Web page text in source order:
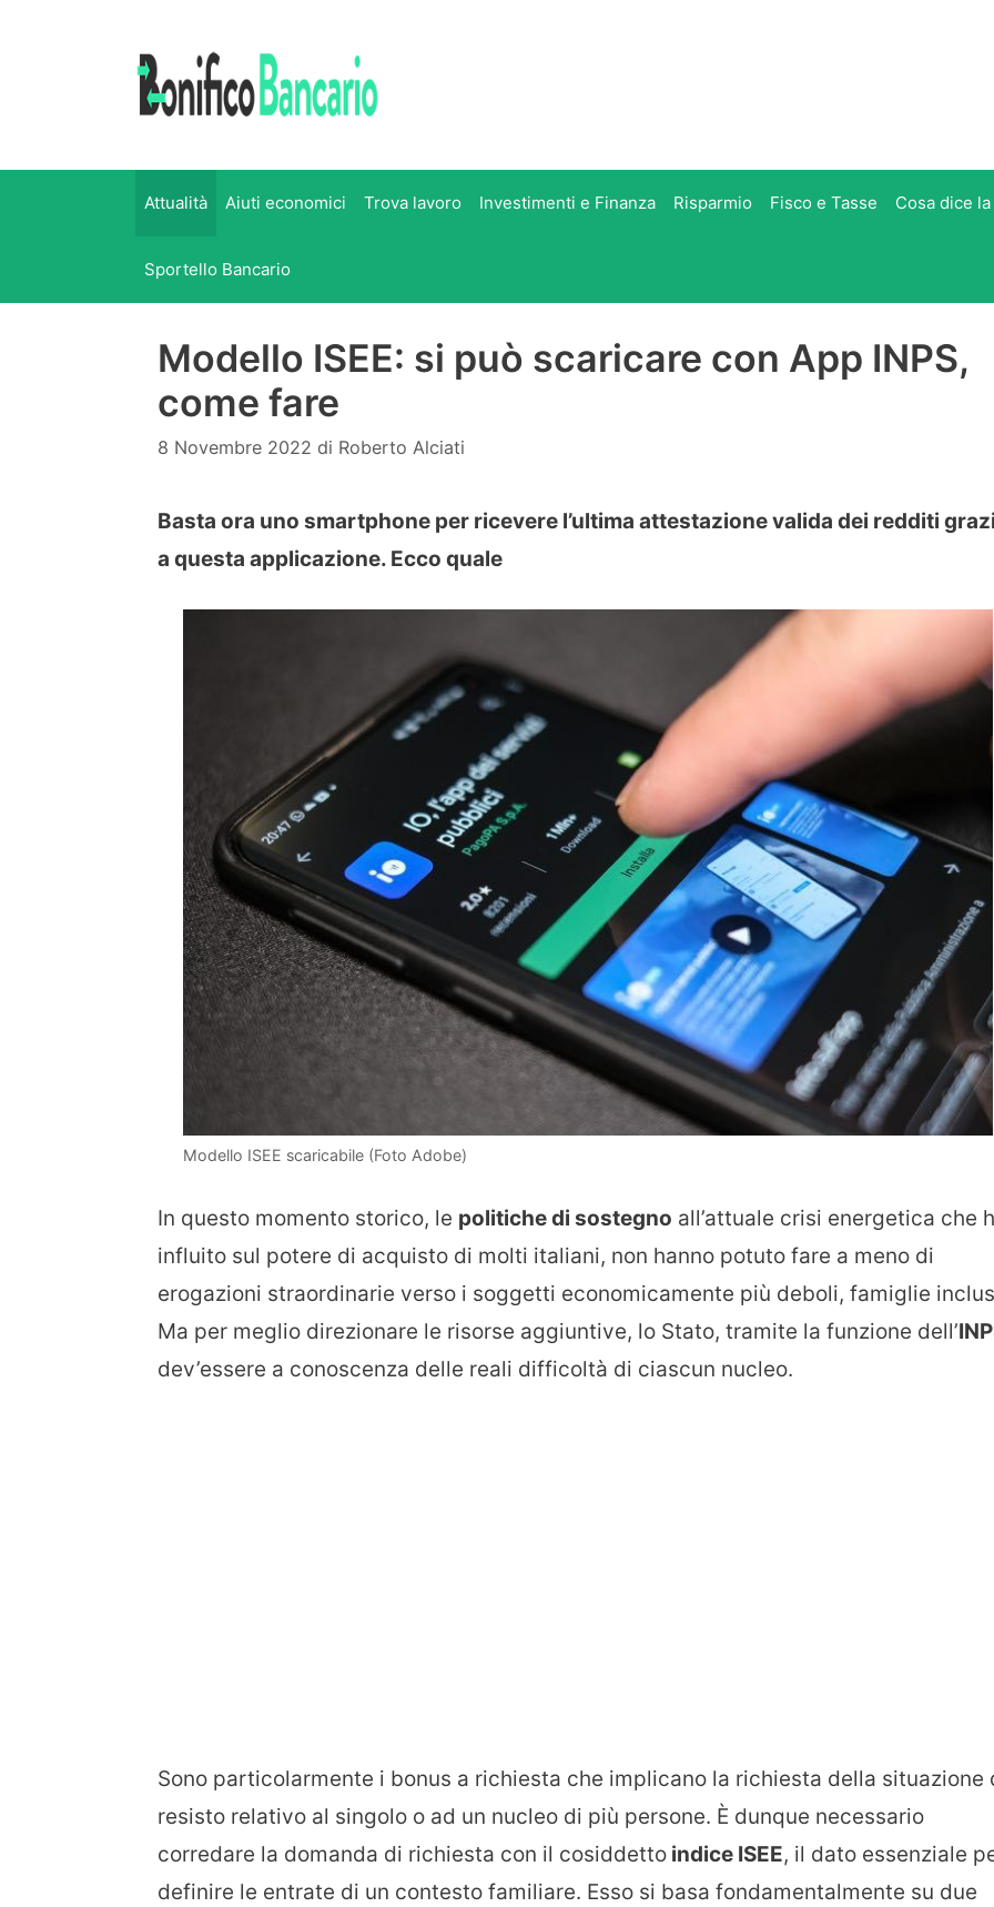
Attualità Aiuti economici Trova lavoro Investimenti e Finanza Risparmio Fisco e Tasse Cosa dice
Sportello Bancario
Modello ISEE: si può scaricare con App INPS,
come fare
8 Novembre 2022 di Roberto Alciati
Basta ora uno smartphone per ricevere l’ultima attestazione valida dei redditi
a questa applicazione. Ecco quale
Modello ISEE scaricabile (Foto Adobe)
In questo momento storico, le politiche di sostegno all’attuale crisi energetica che
influito sul potere di acquisto di molti italiani, non hanno potuto fare a meno di
erogazioni straordinarie verso i soggetti economicamente più deboli, famiglie
Ma per meglio direzionare le risorse aggiuntive, lo Stato, tramite la funzione dell’
dev’essere a conoscenza delle reali difficoltà di ciascun nucleo.
Sono particolarmente i bonus a richiesta che implicano la richiesta della situazione
resisto relativo al singolo o ad un nucleo di più persone. È dunque necessario
corredare la domanda di richiesta con il cosiddetto indice ISEE, il dato essenziale
definire le entrate di un contesto familiare. Esso si basa fondamentalmente su due